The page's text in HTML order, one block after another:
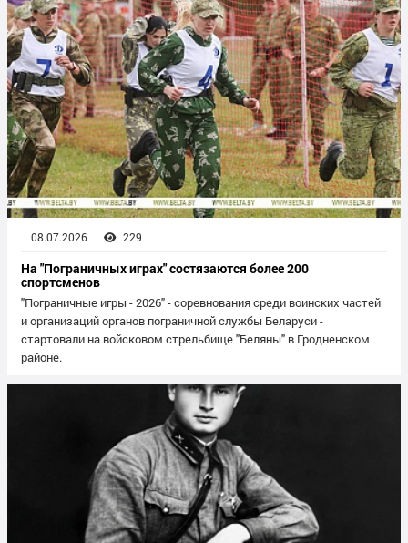
08.07.2026 229
На "Пограничных играх" состязаются более 200
спортсменов
"Пограничные игры - 2026" - соревнования среди воинских частей
и организаций органов пограничной службы Беларуси -
стартовали на войсковом стрельбище "Беляны" в Гродненском
районе.